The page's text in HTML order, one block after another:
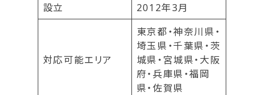
設立
2012年3月
対応可能エリア
東京都・神奈川県・
埼玉県・千葉県・茨
城県・宮城県・大阪
府・兵庫県・福岡
県・佐賀県